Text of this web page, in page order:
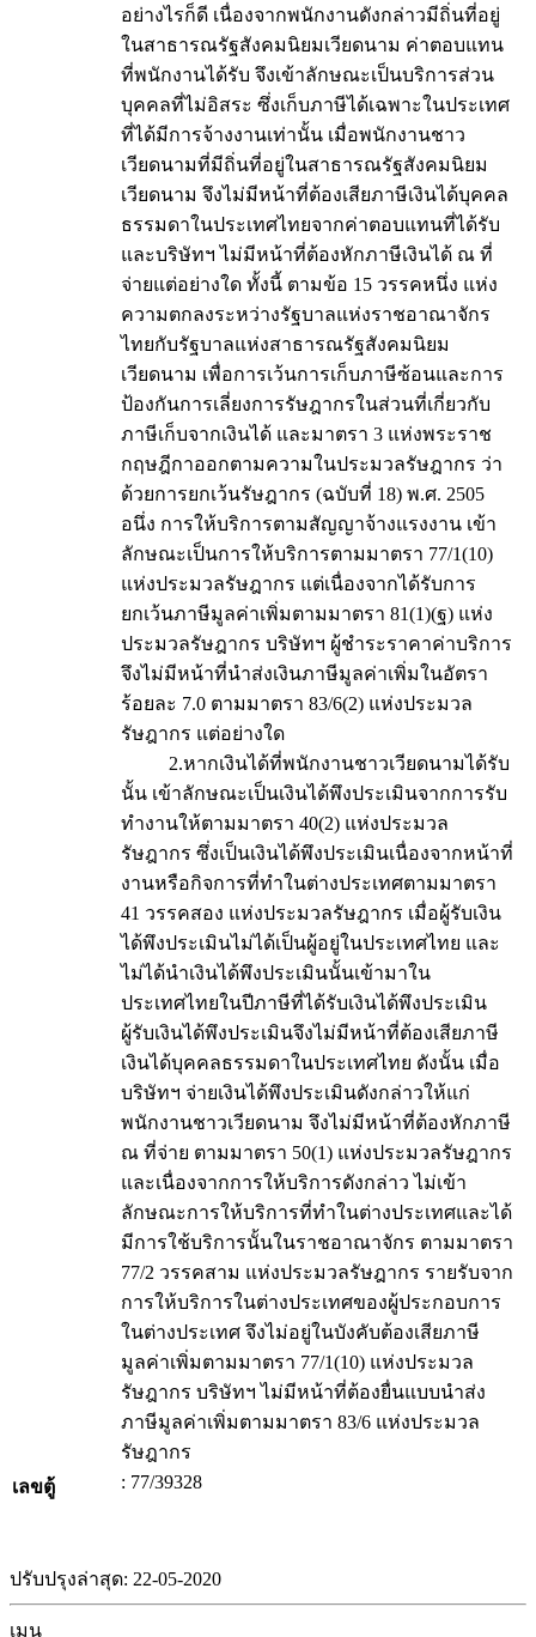
อย่างไรก็ดี เนื่องจากพนักงานดังกล่าวมีถิ่นที่อยู่
ในสาธารณรัฐสังคมนิยมเวียดนาม ค่าตอบแทน
ที่พนักงานได้รับ จึงเข้าลักษณะเป็นบริการส่วน
บุคคลที่ไม่อิสระ ซึ่งเก็บภาษีได้เฉพาะในประเทศ
ที่ได้มีการจ้างงานเท่านั้น เมื่อพนักงานชาว
เวียดนามที่มีถิ่นที่อยู่ในสาธารณรัฐสังคมนิยม
เวียดนาม จึงไม่มีหน้าที่ต้องเสียภาษีเงินได้บุคคล
ธรรมดาในประเทศไทยจากค่าตอบแทนที่ได้รับ
และบริษัทฯ ไม่มีหน้าที่ต้องหักภาษีเงินได้ ณ ที่
จ่ายแต่อย่างใด ทั้งนี้ ตามข้อ 15 วรรคหนึ่ง แห่ง
ความตกลงระหว่างรัฐบาลแห่งราชอาณาจักร
ไทยกับรัฐบาลแห่งสาธารณรัฐสังคมนิยม
เวียดนาม เพื่อการเว้นการเก็บภาษีซ้อนและการ
ป้องกันการเลี่ยงการรัษฎากรในส่วนที่เกี่ยวกับ
ภาษีเก็บจากเงินได้ และมาตรา 3 แห่งพระราช
กฤษฎีกาออกตามความในประมวลรัษฎากร ว่า
ด้วยการยกเว้นรัษฎากร (ฉบับที่ 18) พ.ศ. 2505
อนึ่ง การให้บริการตามสัญญาจ้างแรงงาน เข้า
ลักษณะเป็นการให้บริการตามมาตรา 77/1(10)
แห่งประมวลรัษฎากร แต่เนื่องจากได้รับการ
ยกเว้นภาษีมูลค่าเพิ่มตามมาตรา 81(1)(ฐ) แห่ง
ประมวลรัษฎากร บริษัทฯ ผู้ชำระราคาค่าบริการ
จึงไม่มีหน้าที่นำส่งเงินภาษีมูลค่าเพิ่มในอัตรา
ร้อยละ 7.0 ตามมาตรา 83/6(2) แห่งประมวล
รัษฎากร แต่อย่างใด
2.หากเงินได้ที่พนักงานชาวเวียดนามได้รับ
นั้น เข้าลักษณะเป็นเงินได้พึงประเมินจากการรับ
ทำงานให้ตามมาตรา 40(2) แห่งประมวล
รัษฎากร ซึ่งเป็นเงินได้พึงประเมินเนื่องจากหน้าที่
งานหรือกิจการที่ทำในต่างประเทศตามมาตรา
41 วรรคสอง แห่งประมวลรัษฎากร เมื่อผู้รับเงิน
ได้พึงประเมินไม่ได้เป็นผู้อยู่ในประเทศไทย และ
ไม่ได้นำเงินได้พึงประเมินนั้นเข้ามาใน
ประเทศไทยในปีภาษีที่ได้รับเงินได้พึงประเมิน
ผู้รับเงินได้พึงประเมินจึงไม่มีหน้าที่ต้องเสียภาษี
เงินได้บุคคลธรรมดาในประเทศไทย ดังนั้น เมื่อ
บริษัทฯ จ่ายเงินได้พึงประเมินดังกล่าวให้แก่
พนักงานชาวเวียดนาม จึงไม่มีหน้าที่ต้องหักภาษี
ณ ที่จ่าย ตามมาตรา 50(1) แห่งประมวลรัษฎากร
และเนื่องจากการให้บริการดังกล่าว ไม่เข้า
ลักษณะการให้บริการที่ทำในต่างประเทศและได้
มีการใช้บริการนั้นในราชอาณาจักร ตามมาตรา
77/2 วรรคสาม แห่งประมวลรัษฎากร รายรับจาก
การให้บริการในต่างประเทศของผู้ประกอบการ
ในต่างประเทศ จึงไม่อยู่ในบังคับต้องเสียภาษี
มูลค่าเพิ่มตามมาตรา 77/1(10) แห่งประมวล
รัษฎากร บริษัทฯ ไม่มีหน้าที่ต้องยื่นแบบนำส่ง
ภาษีมูลค่าเพิ่มตามมาตรา 83/6 แห่งประมวล
รัษฎากร
เลขตู้
: 77/39328
ปรับปรุงล่าสุด: 22-05-2020
เมนู